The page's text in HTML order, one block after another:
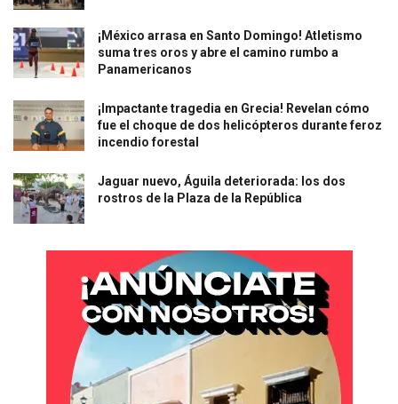
¡México arrasa en Santo Domingo! Atletismo
suma tres oros y abre el camino rumbo a
Panamericanos
¡Impactante tragedia en Grecia! Revelan cómo
fue el choque de dos helicópteros durante feroz
incendio forestal
Jaguar nuevo, Águila deteriorada: los dos
rostros de la Plaza de la República